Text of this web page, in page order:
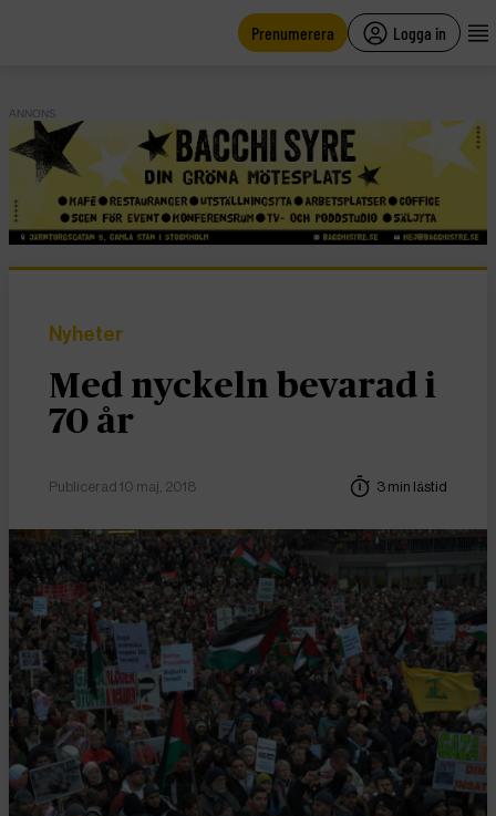
Prenumerera Logga in
ANNONS
Nyheter
Med nyckeln bevarad i
70 år
Publicerad 10 maj, 2018 3 min lästid